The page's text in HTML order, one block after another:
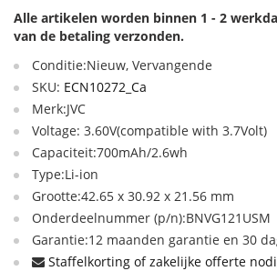
Alle artikelen worden binnen 1 - 2
van de betaling verzonden.
Conditie:Nieuw, Vervangende
SKU: ECN10272_Ca
Merk:JVC
Voltage: 3.60V(compatible with 3.7Volt)
Capaciteit:700mAh/2.6wh
Type:Li-ion
Grootte:42.65 x 30.92 x 21.56 mm
Onderdeelnummer (p/n):BNVG121USM
Garantie:12 maanden garantie en 30
Staffelkorting of zakelijke offerte